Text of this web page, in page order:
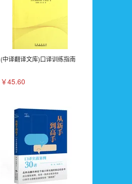
(中译翻译文库)口译训练指南
￥45.60